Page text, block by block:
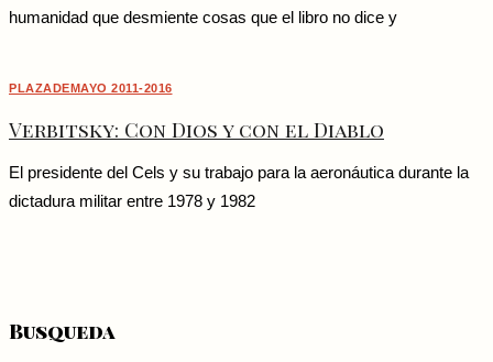
humanidad que desmiente cosas que el libro no dice y
PLAZADEMAYO 2011-2016
Verbitsky: Con Dios y con el Diablo
El presidente del Cels y su trabajo para la aeronáutica durante la
dictadura militar entre 1978 y 1982
Busqueda